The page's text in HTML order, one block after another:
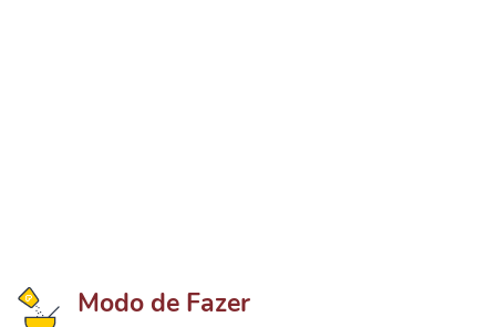
Modo de Fazer